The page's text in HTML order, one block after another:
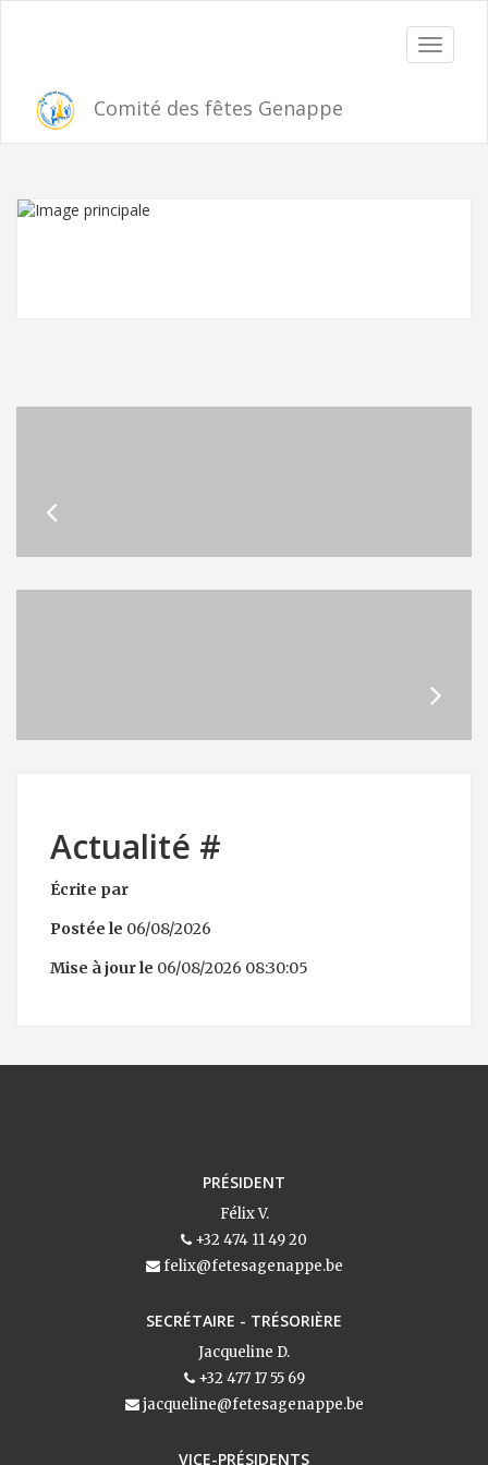
Toggle
Comité des fêtes Genappe
Actualité #
Écrite par
Postée le 06/08/2026
Mise à jour le 06/08/2026 08:30:05
PRÉSIDENT
Félix V.
+32 474 11 49 20
felix@fetesagenappe.be
SECRÉTAIRE - TRÉSORIÈRE
Jacqueline D.
+32 477 17 55 69
jacqueline@fetesagenappe.be
VICE-PRÉSIDENTS